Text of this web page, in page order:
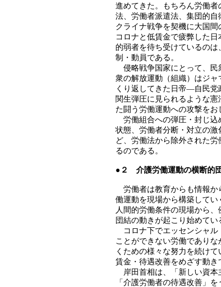
進めてきた。もちろん労働
法、労働者派遣法、集団的
クライナ戦争を契機に大国
コロナと低賃金で疲弊した
的弱者を待ち受けているの
制・動員である。
侵略戦争国家にとって、民
衆の解放運動（組織）はジ
くり返してきた日帝―自民党
関生弾圧に見られるような
た闘う労働運動への攻撃をお
労働組合への弾圧・封じ込
状態、労働者分断・対立の
ど、労働法から除外された
るのである。
●２ 介護労働運動の横断的
労働者は教育からも情報か
働運動を現場から構築して
人間的労働条件の現場から
団結の動きが起こり始めて
コロナ下でエッセンシャル
ことができない労働であり
くための様々な努力を続け
賃金・待遇改善をめざす動き
岸田首相は、「新しい資本
「介護労働者の待遇改善」